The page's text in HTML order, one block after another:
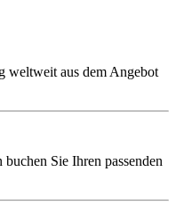
weltweit aus dem Angebot
Sie Ihren passenden